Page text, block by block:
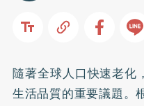
隨著全球人口快速老化
生活品質的重要議題。